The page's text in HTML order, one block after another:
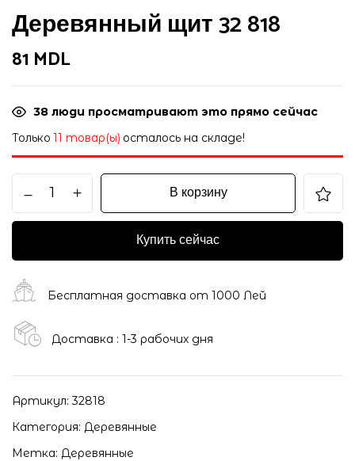
Деревянный щит 32 818
81 MDL
38 люди просматривают это прямо сейчас
Только 11 товар(ы) осталось на складе!
В корзину
Купить сейчас
Бесплатная доставка от 1000 Лей
Доставка : 1-3 рабочих дня
Артикул:32818
Категория: Деревянные
Метка: Деревянные